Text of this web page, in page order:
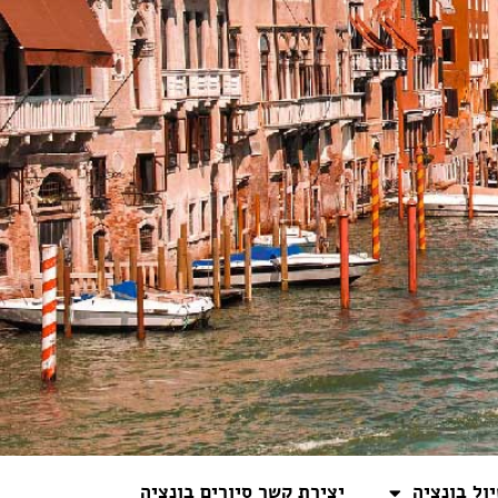
בונציה יצירת קשר סיורים בונציה